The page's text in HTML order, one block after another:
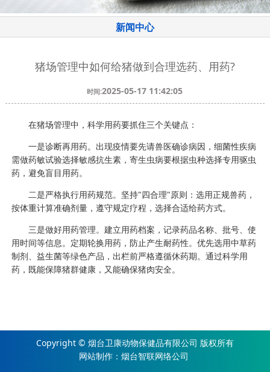
新闻中心
猪场管理中如何给猪做到合理选药、用药?
时间:2025-05-17 11:42:05
在猪场管理中，科学用药要抓住三个关键点：
一是诊断再用药。出现疫情要先请兽医确诊病因，细菌性疾病
需做药敏试验选择敏感抗生素，寄生虫病要根据虫种选择专用驱虫
药，避免盲目用药。
二是严格执行用药规范。坚持"四合理"原则：选用正规兽药，
按体重计算准确剂量，遵守规定疗程，选择合适给药方式。
三是做好用药管理。建立用药档案，记录药品名称、批号、使
用时间等信息。定期轮换用药，防止产生耐药性。优先选用中草药
制剂、益生菌等绿色产品，出栏前严格遵循休药期。通过科学用
药，既能保障猪群健康，又能确保猪肉安全。
Copyright © 烟台卫康动物保健品有限公司 版权所有
网站制作 ： 烟台智联网络公司